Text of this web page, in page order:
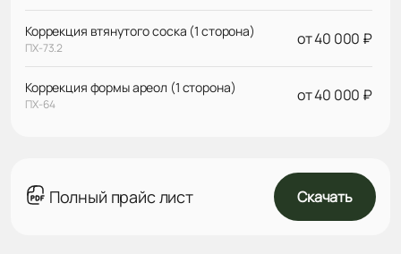
Коррекция втянутого соска (1 сторона)
ПХ-73.2 от 40 000 ₽
Коррекция формы ареол (1 сторона)
ПХ-64 от 40 000 ₽
Полный прайс лист Скачать